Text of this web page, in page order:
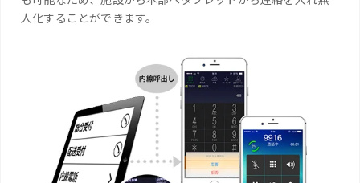
人化することができます。